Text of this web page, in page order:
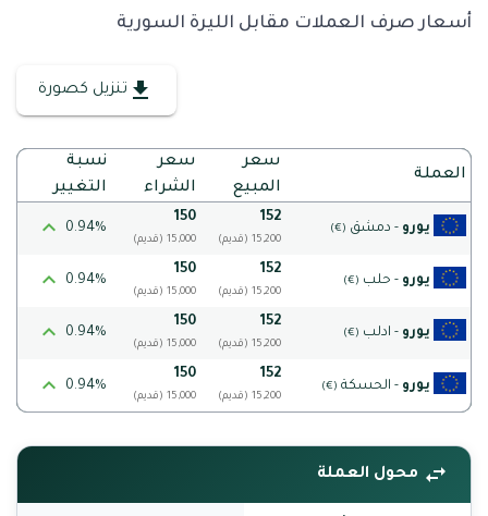
أسعار صرف العملات مقابل الليرة السورية
تنزيل كصورة
العملة
سعر
المبيع
سعر
الشراء
نسبة
التغيير
يورو - دمشق (€)
152
(قديم) 15,200
150
(قديم) 15,000
0.94%
يورو - حلب (€)
152
(قديم) 15,200
150
(قديم) 15,000
0.94%
يورو - ادلب (€)
152
(قديم) 15,200
150
(قديم) 15,000
0.94%
يورو - الحسكة (€)
152
(قديم) 15,200
150
(قديم) 15,000
0.94%
محول العملة